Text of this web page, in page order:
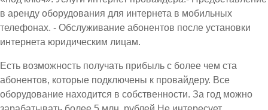
в аренду оборудования для интернета в мобильных
телефонах. - Обслуживание абонентов после установки
интернета юридическим лицам.
Есть возможность получать прибыль с более чем ста
абонентов, которые подключены к провайдеру. Все
оборудование находится в собственности. За год можно